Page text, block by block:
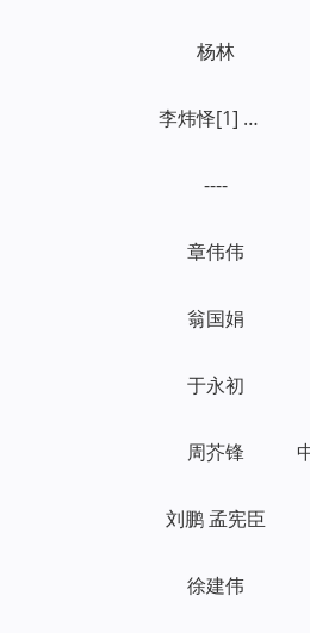
杨林
李炜怿[1] 张陈林[2] 成洋[3]
----
章伟伟
翁国娟
于永初
周芥锋
刘鹏 孟宪臣
徐建伟